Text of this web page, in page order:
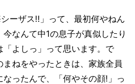
ーザス!!」って、最初何やねん
なんて中1の息子が真似したり
「よしっ」って思います。で
まねをやったときは、家族全員
なったんで、「何やその顔!」っ